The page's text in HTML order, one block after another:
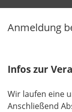
Anmeldung
Infos zur
Wir laufen eine
Anschließend